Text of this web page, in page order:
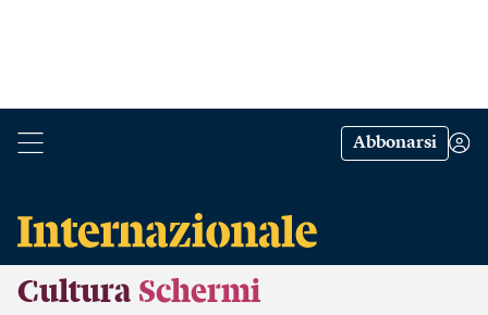
Abbonarsi
Cultura Schermi